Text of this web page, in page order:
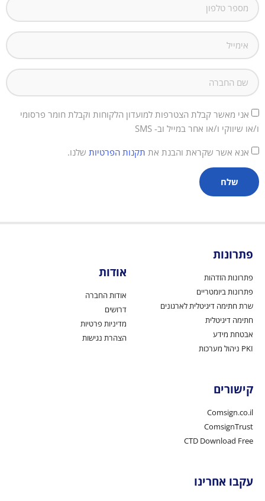
אני מאשר קבלת הצטרפות למועדון הלקוחות וקבלת חומר פרסומי
ו/או שיווקי ו/או אחר במייל וב- SMS
אנא אשר שקראת והבנת את תקנות הפרטיות שלנו.
שלח
פתרונות
פתרונות הזדהות
פתרונות ביומטריים
שרת חתימה דיגיטלית לארגונים
חתימה דיגיטלית
אבטחת מידע
PKI ניהול מערכות
אודות
אודות החברה
דרושים
מדיניות פרטיות
הצהרת נגישות
קישורים
Comsign.co.il
ComsignTrust
CTD Download Free
עקבו אחרינו